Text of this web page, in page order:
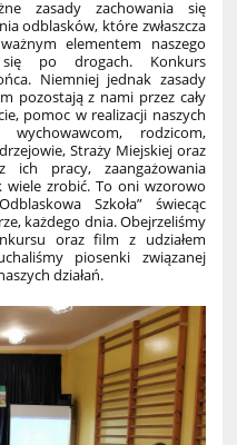
zasady zachowania się
odblasków, które zwłaszcza
elementem naszego
się po drogach. Konkurs
Niemniej jednak zasady
pozostają z nami przez cały
pomoc w realizacji naszych
wychowawcom, rodzicom,
Straży Miejskiej oraz
ich pracy, zaangażowania
wiele zrobić. To oni wzorowo
Szkoła” świecąc
każdego dnia. Obejrzeliśmy
oraz film z udziałem
piosenki związanej
działań.